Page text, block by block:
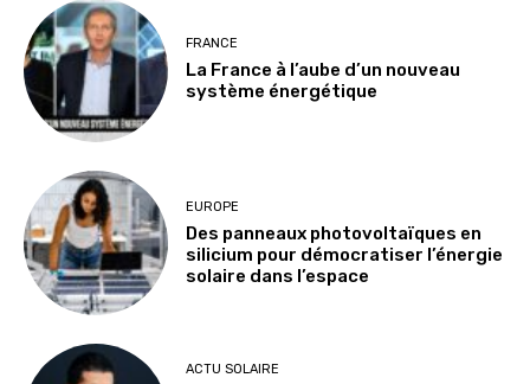
FRANCE
La France à l’aube d’un nouveau
système énergétique
EUROPE
Des panneaux photovoltaïques en
silicium pour démocratiser l’énergie
solaire dans l’espace
ACTU SOLAIRE